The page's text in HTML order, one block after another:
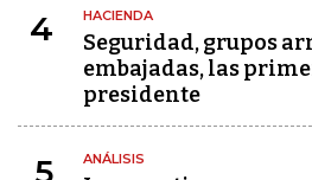
4 HACIENDA
Seguridad, grupos
embajadas, las
presidente
5 ANÁLISIS